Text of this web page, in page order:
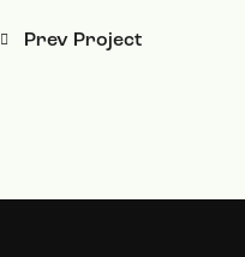
Prev Project